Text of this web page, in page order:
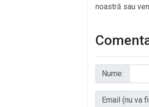
noastră sau
Nume:
Email (nu va